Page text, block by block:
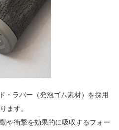
・ラバー（発泡ゴム素材）を採用
ます。
や衝撃を効果的に吸収するフォー